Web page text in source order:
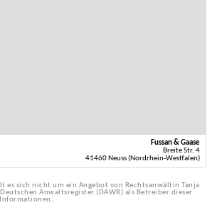
Fussan & Gaase
Breite Str. 4
41460 Neuss (Nordrhein-Westfalen)
es sich nicht um ein Angebot von Rechtsanwältin Tanja
Anwaltsregister (DAWR) als Betreiber dieser